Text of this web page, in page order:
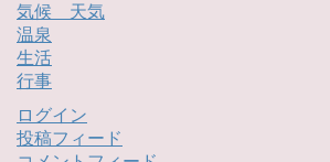
気候 天気
温泉
生活
行事
ログイン
投稿フィード